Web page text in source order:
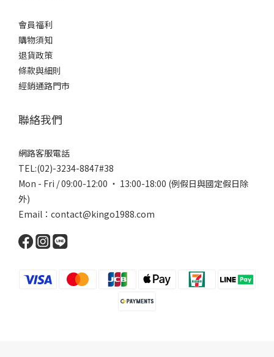
會員福利
購物須知
退貨政策
條款與細則
經銷通路門市
聯絡我們
網路客服電話
TEL:(02)-3234-8847#38
Mon - Fri / 09:00-12:00 ‧ 13:00-18:00 (例假日與國定假日除
外)
Email：contact@kingo1988.com